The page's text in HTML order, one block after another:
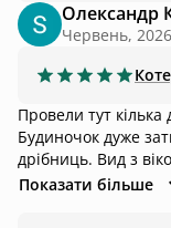
Олександр
Червень, 2026
Провели тут кілька
Будиночок дуже
дрібниць. Вид з
зранку серед
Показати більше